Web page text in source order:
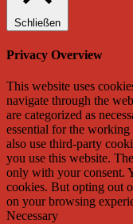
Schließen
Privacy Overview
This website uses
navigate through the
are categorized as
essential for the
also use third-party
you use this website.
only with your consent.
cookies. But opting out
on your browsing
Necessary